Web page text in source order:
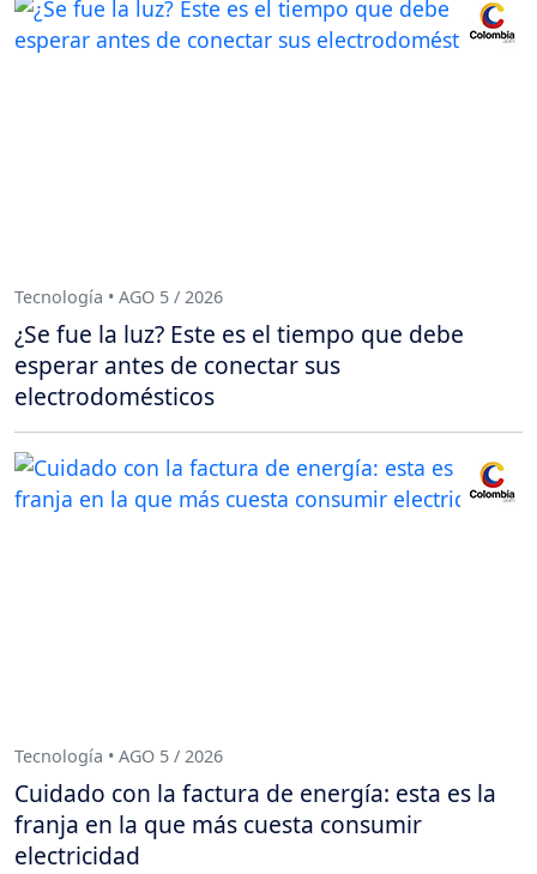
Tecnología • AGO 5 / 2026
¿Se fue la luz? Este es el tiempo que debe
esperar antes de conectar sus
electrodomésticos
Tecnología • AGO 5 / 2026
Cuidado con la factura de energía: esta es la
franja en la que más cuesta consumir
electricidad